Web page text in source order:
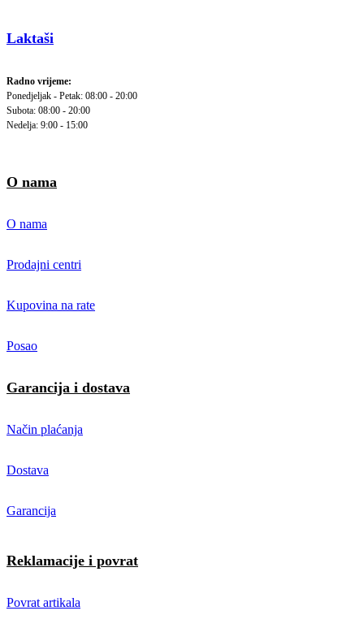
Laktaši
Radno vrijeme:
Ponedjeljak - Petak: 08:00 - 20:00
Subota: 08:00 - 20:00
Nedelja: 9:00 - 15:00
O nama
O nama
Prodajni centri
Kupovina na rate
Posao
Garancija i dostava
Način plaćanja
Dostava
Garancija
Reklamacije i povrat
Povrat artikala